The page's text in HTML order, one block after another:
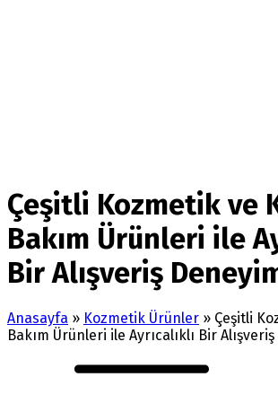
Çeşitli Kozmetik ve
Bakım Ürünleri ile
Bir Alışveriş
Anasayfa » Kozmetik Ürünler » Çeşitli
Bakım Ürünleri ile Ayrıcalıklı Bir